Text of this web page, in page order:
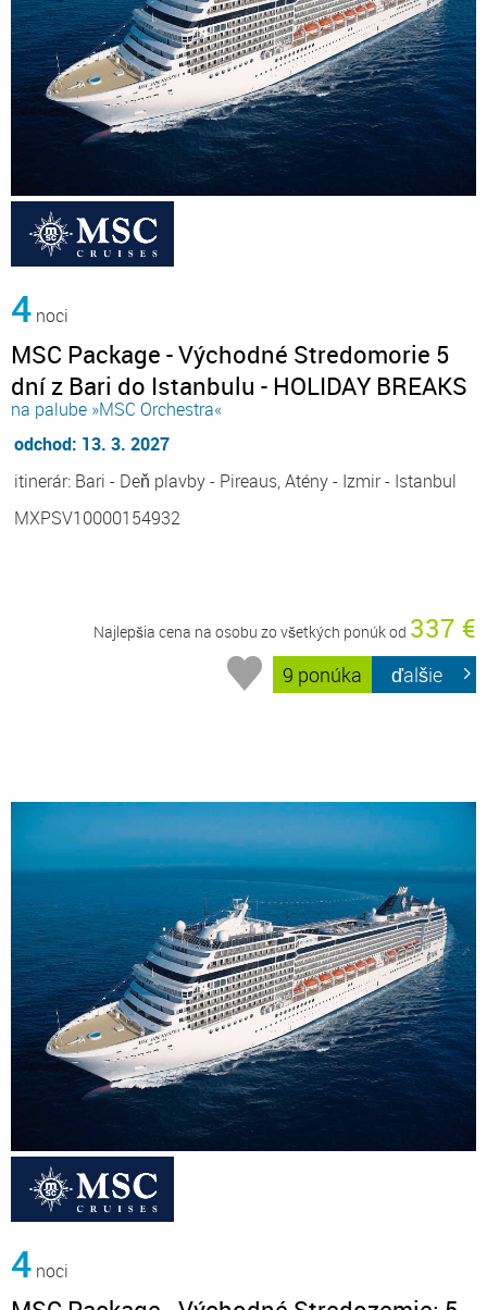
4 noci
MSC Package - Východné Stredomorie 5
dní z Bari do Istanbulu - HOLIDAY BREAKS
na palube »MSC Orchestra«
odchod: 13. 3. 2027
itinerár: Bari - Deň plavby - Pireaus, Atény - Izmir - Istanbul
MXPSV10000154932
Najlepšia cena na osobu zo všetkých ponúk od 337 €
9 ponúka ďalšie
4 noci